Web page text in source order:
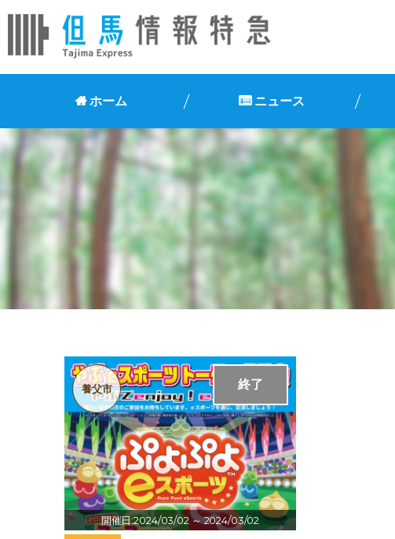
ホーム ニュース
開催日:2024/03/02～ 2024/03/02
終了
養父市